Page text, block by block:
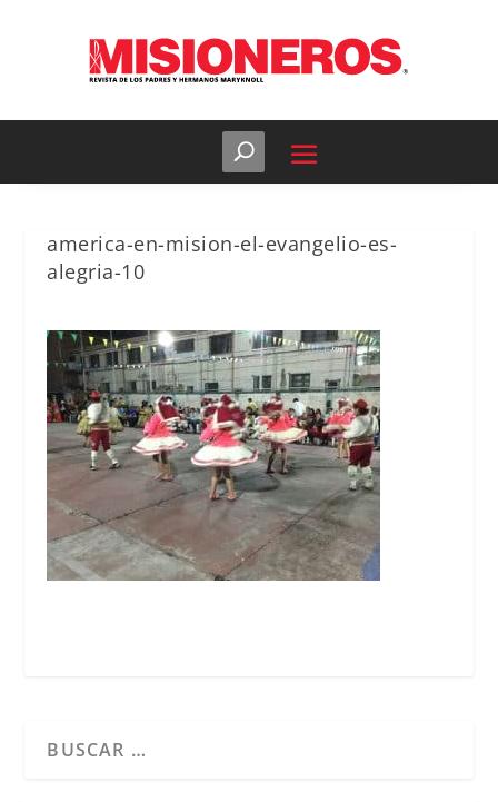
america-en-mision-el-evangelio-es-
alegria-10